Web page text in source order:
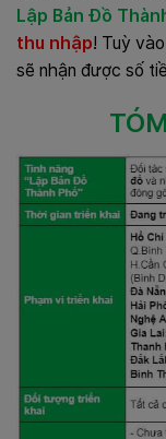
Lập Bản Đồ
thu nhập! Tuỳ
sẽ nhận được số